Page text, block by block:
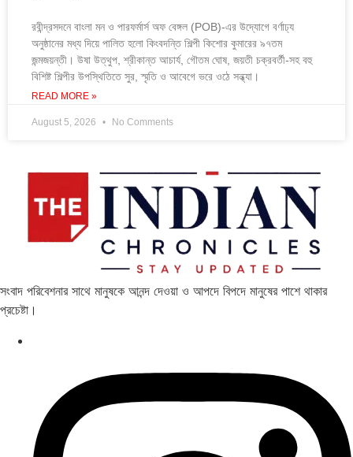
রবীন্দ্রসদনে বাংলা মন ও পারফর্মার্স অফ বেঙ্গল (POB)-এর উদ্যোগে বর্ণাঢ্য
অনুষ্ঠানের মধ্য দিয়ে পালিত হলো কিংবদন্তি শিল্পী কিশোর কুমারের ৯৭তম
জন্মজয়ন্তী। উষা উত্থুপ, শ্রীকান্ত আচার্য, গৌতম ঘোষ, জয়তী চক্রবর্তী-সহ বহু
বিশিষ্ট শিল্পীর উপস্থিতিতে সুর, স্মৃতি ও আবেগে ভরে ওঠে সন্ধ্যা।
READ MORE »
August 5, 2026 No Comments
সংবাদ পরিবেশনার সাথে মানুষকে আনন্দ দেওয়া ও আপদে বিপদে মানুষের পাশে থাকার
প্রচেষ্টা।